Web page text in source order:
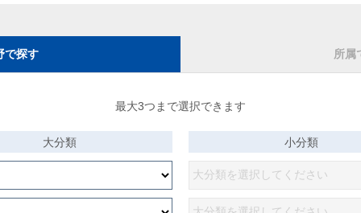
で探す 所属
最大3つまで選択できます
大分類 小分類